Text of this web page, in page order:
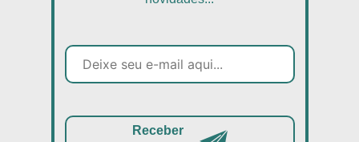
Receber